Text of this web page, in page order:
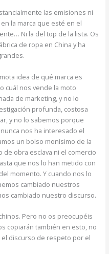
las emisiones ni
la marca que esté en el
Ni la del top de la lista. Os
de ropa en China y ha
idea de qué marca es
cuál nos vende la moto
de marketing, y no lo
profunda, costosa
y no lo sabemos porque
nos ha interesado el
un bolso monísimo de la
obra esclava ni el comercio
que nos lo han metido con
momento. Y cuando nos lo
cambiado nuestros
cambiado nuestro discurso.
Pero no os preocupéis
copiarán también en esto, no
discurso de respeto por el